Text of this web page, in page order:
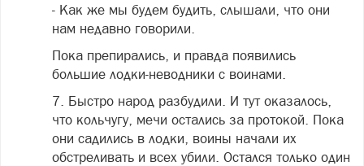
- Как же мы будем будить, слышали, что они
нам недавно говорили.
Пока препирались, и правда появились
большие лодки-неводники с воинами.
7. Быстро народ разбудили. И тут оказалось,
что кольчугу, мечи остались за протокой. Пока
они садились в лодки, воины начали их
обстреливать и всех убили. Остался только один